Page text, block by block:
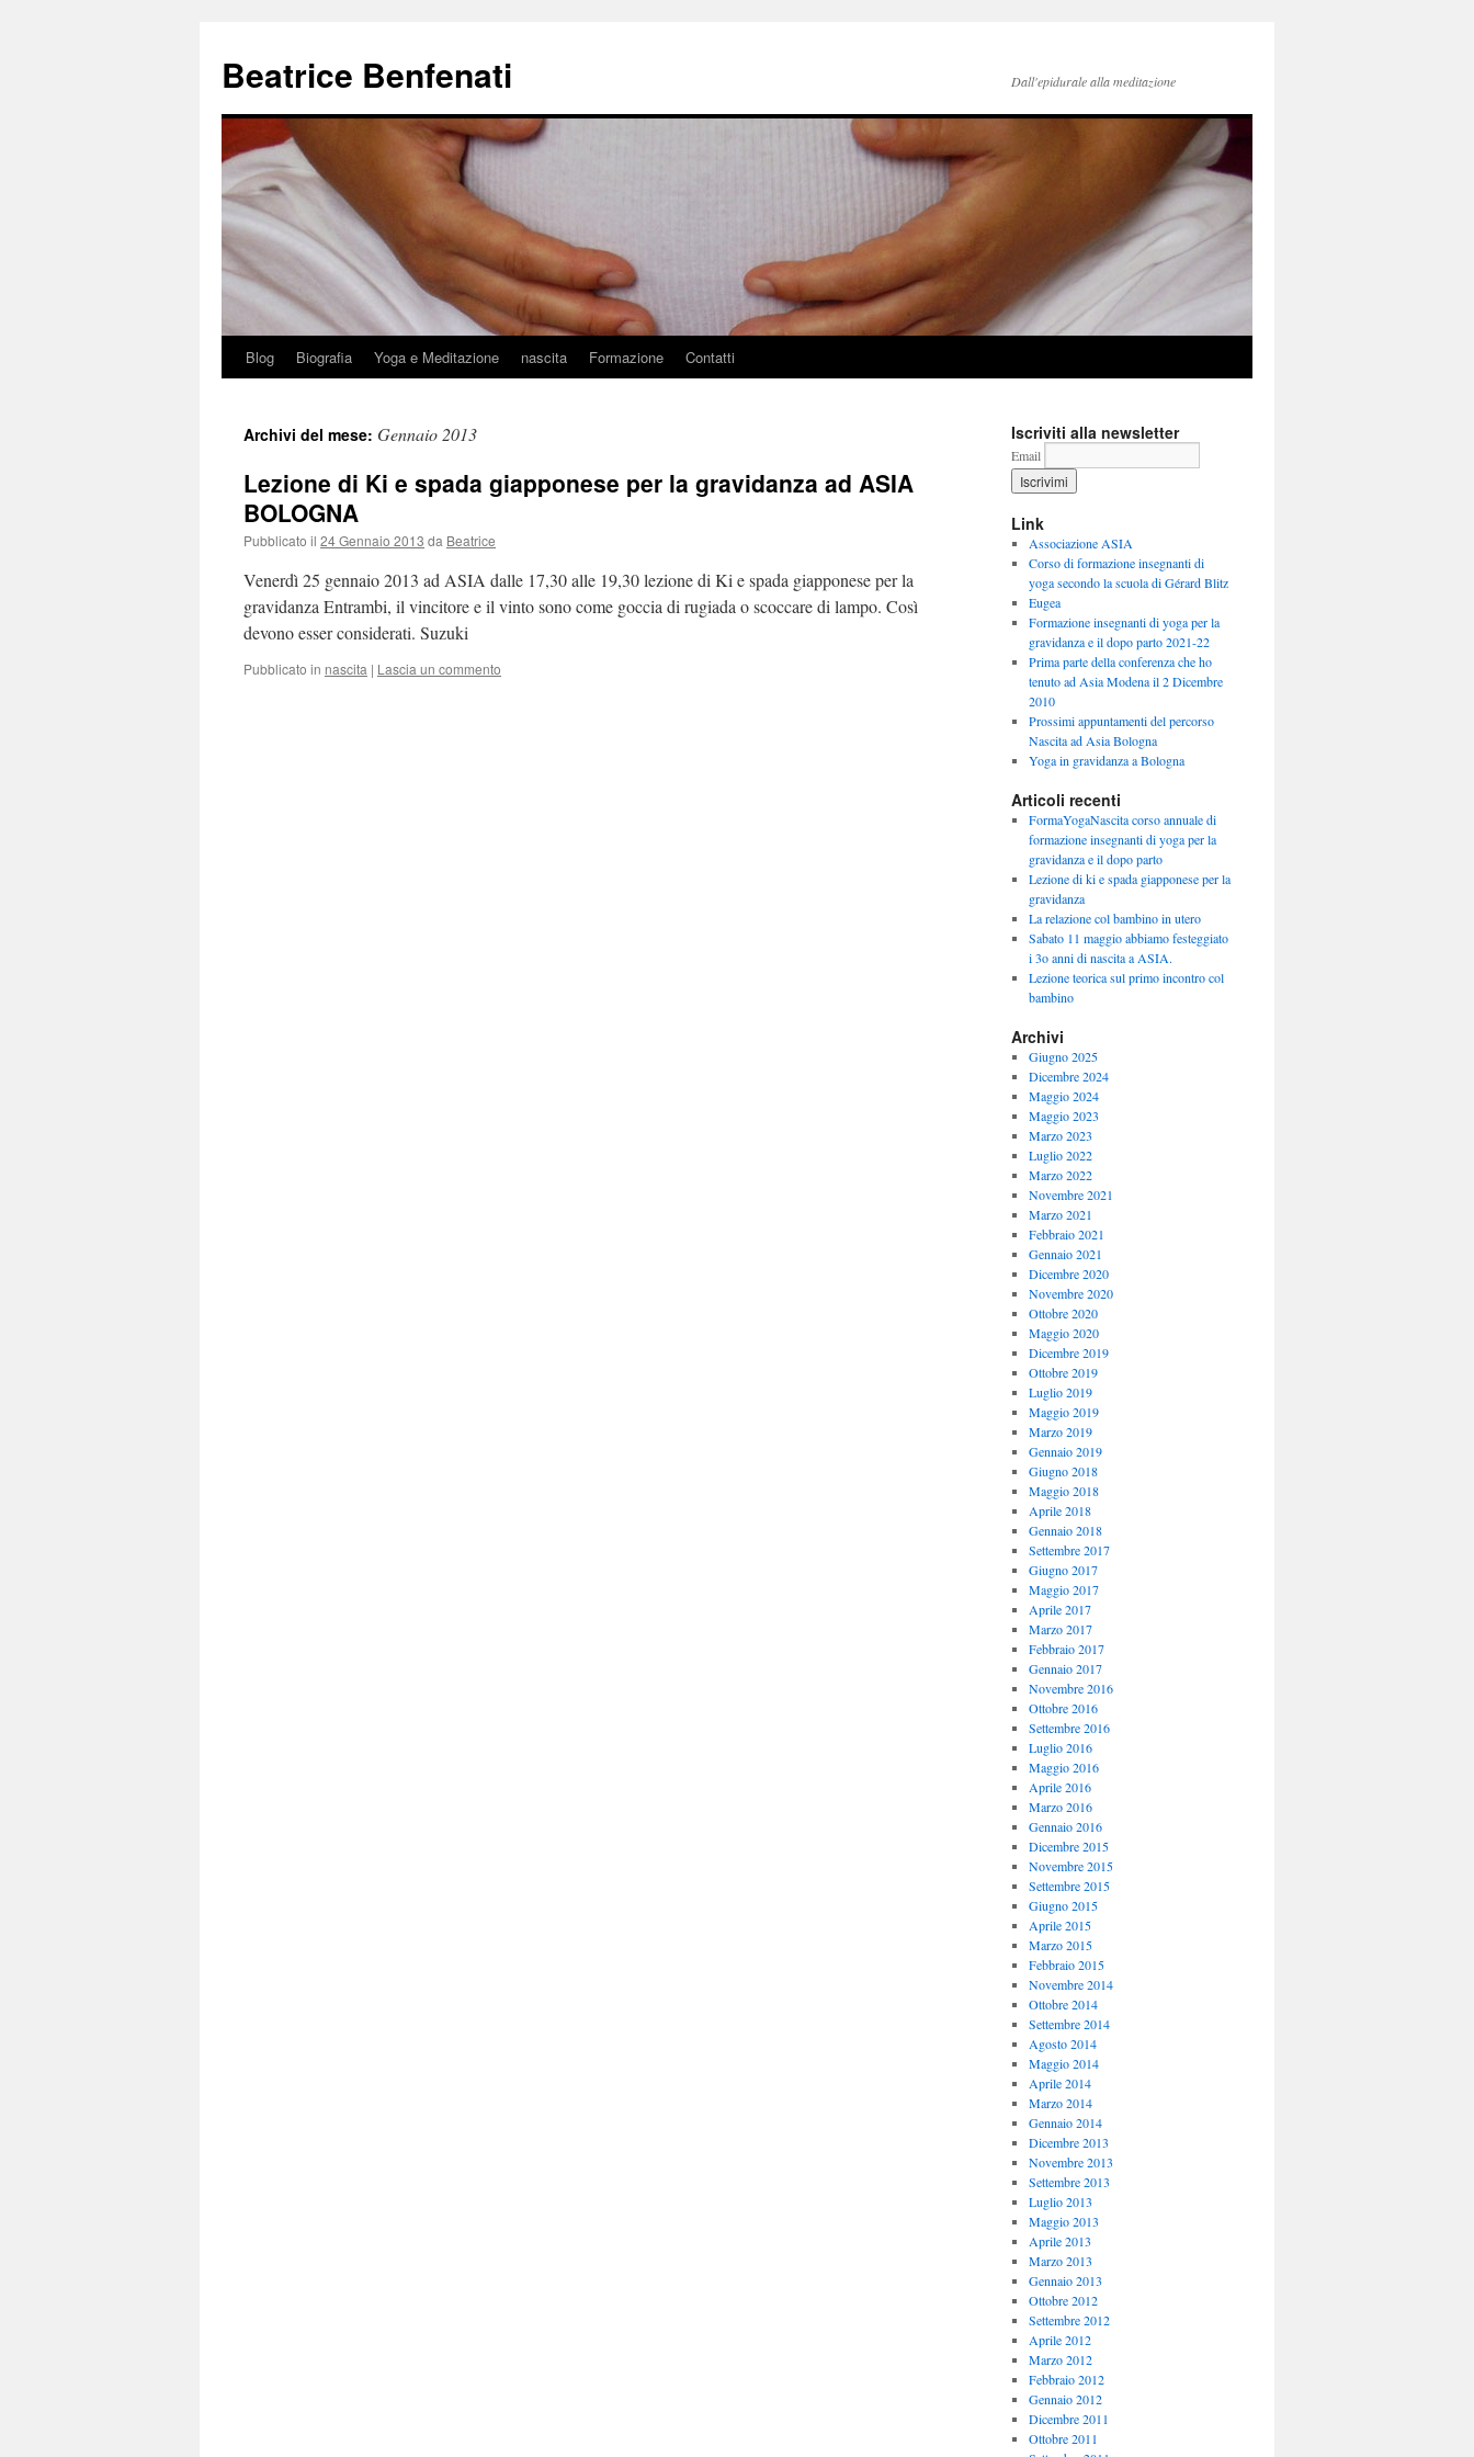
Beatrice Benfenati Dall'epidurale alla meditazione
Vai
contenuto
Blog Biografia Yoga e Meditazione nascita Formazione Contatti
Archivi del mese: Gennaio 2013
Lezione di Ki e spada giapponese per la gravidanza ad ASIA
BOLOGNA
Pubblicato il 24 Gennaio 2013 da Beatrice
Venerdì 25 gennaio 2013 ad ASIA dalle 17,30 alle 19,30 lezione di Ki e spada giapponese per la
gravidanza Entrambi, il vincitore e il vinto sono come goccia di rugiada o scoccare di lampo. Così
devono esser considerati. Suzuki
Pubblicato in nascita | Lascia un commento
Iscriviti alla newsletter
Email
Link
Associazione ASIA
Corso di formazione insegnanti di
yoga secondo la scuola di Gérard Blitz
Eugea
Formazione insegnanti di yoga per la
gravidanza e il dopo parto 2021-22
Prima parte della conferenza che ho
tenuto ad Asia Modena il 2 Dicembre
2010
Prossimi appuntamenti del percorso
Nascita ad Asia Bologna
Yoga in gravidanza a Bologna
Articoli recenti
FormaYogaNascita corso annuale di
formazione insegnanti di yoga per la
gravidanza e il dopo parto
Lezione di ki e spada giapponese per la
gravidanza
La relazione col bambino in utero
Sabato 11 maggio abbiamo festeggiato
i 3o anni di nascita a ASIA.
Lezione teorica sul primo incontro col
bambino
Archivi
Giugno 2025
Dicembre 2024
Maggio 2024
Maggio 2023
Marzo 2023
Luglio 2022
Marzo 2022
Novembre 2021
Marzo 2021
Febbraio 2021
Gennaio 2021
Dicembre 2020
Novembre 2020
Ottobre 2020
Maggio 2020
Dicembre 2019
Ottobre 2019
Luglio 2019
Maggio 2019
Marzo 2019
Gennaio 2019
Giugno 2018
Maggio 2018
Aprile 2018
Gennaio 2018
Settembre 2017
Giugno 2017
Maggio 2017
Aprile 2017
Marzo 2017
Febbraio 2017
Gennaio 2017
Novembre 2016
Ottobre 2016
Settembre 2016
Luglio 2016
Maggio 2016
Aprile 2016
Marzo 2016
Gennaio 2016
Dicembre 2015
Novembre 2015
Settembre 2015
Giugno 2015
Aprile 2015
Marzo 2015
Febbraio 2015
Novembre 2014
Ottobre 2014
Settembre 2014
Agosto 2014
Maggio 2014
Aprile 2014
Marzo 2014
Gennaio 2014
Dicembre 2013
Novembre 2013
Settembre 2013
Luglio 2013
Maggio 2013
Aprile 2013
Marzo 2013
Gennaio 2013
Ottobre 2012
Settembre 2012
Aprile 2012
Marzo 2012
Febbraio 2012
Gennaio 2012
Dicembre 2011
Ottobre 2011